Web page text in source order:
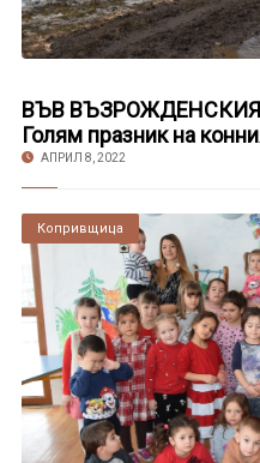
ВЪВ
Голям празник на
АПРИЛ 8, 2022
Копривщица